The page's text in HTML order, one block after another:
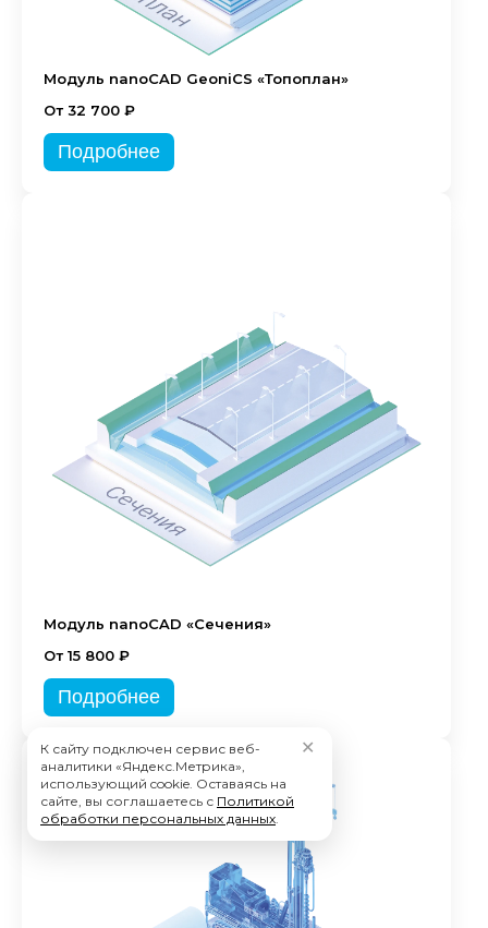
Модуль nanoCAD GeoniCS «Топоплан»
От 32 700 ₽
Подробнее
Модуль nanoCAD «Сечения»
От 15 800 ₽
Подробнее
К сайту подключен сервис веб-
аналитики «Яндекс.Метрика»,
использующий cookie. Оставаясь на
сайте, вы соглашаетесь с Политикой
обработки персональных данных.
✕